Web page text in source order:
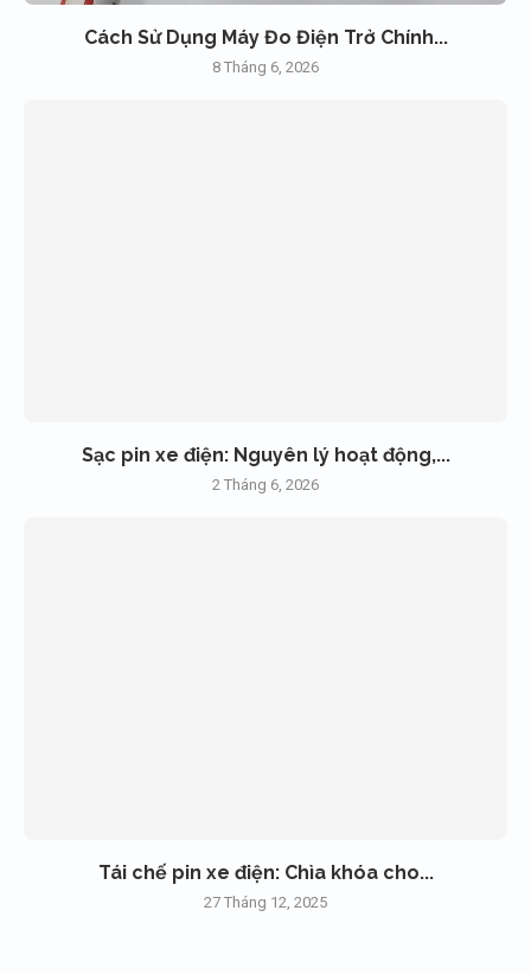
Cách Sử Dụng Máy Đo Điện Trở Chính...
8 Tháng 6, 2026
Sạc pin xe điện: Nguyên lý hoạt động,...
2 Tháng 6, 2026
Tái chế pin xe điện: Chìa khóa cho...
27 Tháng 12, 2025